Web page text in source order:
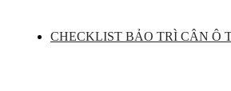
CHECKLIST BẢO TRÌ CÂN Ô